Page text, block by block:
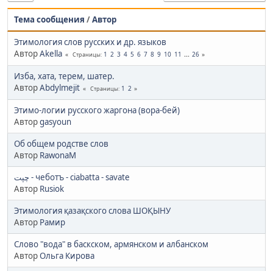
Тема сообщения /Автор
Этимология слов русских и др. языков
АвторAkella Страницы 1 2 3 4 5 6 7 8 9 10 11 ... 26
Изба, хата, терем, шатер.
АвторAbdylmejit Страницы 1 2
Этимо-логии русского жаргона (вора-бей)
Авторgasyoun
Об общем родстве слов
Автор RawonaM
چپت - чеботъ - ciabatta - savate
Автор Rusiok
Этимология қазақского слова ШОҚЫНУ
Автор Рамир
Слово "вода" в баскском, армянском и албанском
АвторОльга Кирова